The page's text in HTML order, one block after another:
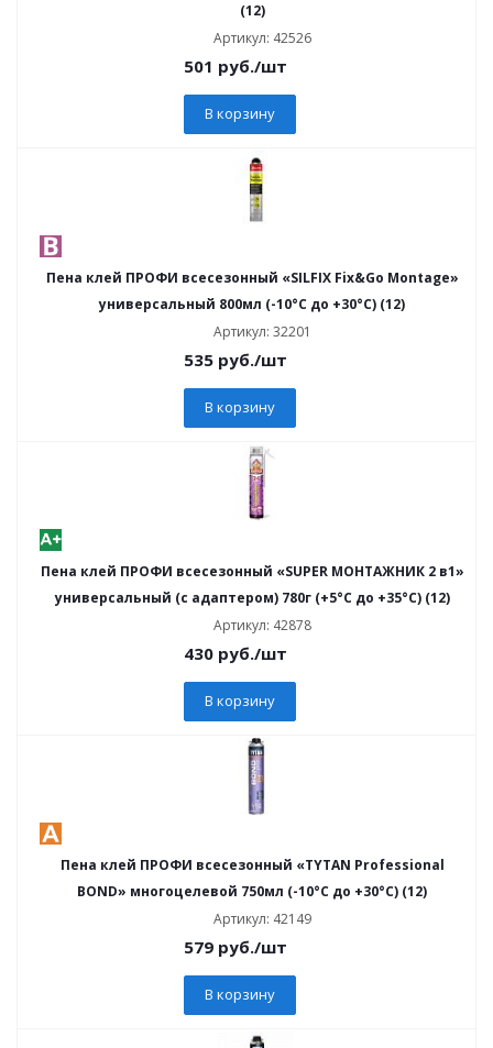
(12)
Артикул: 42526
501 руб./шт
В корзину
Пена клей ПРОФИ всесезонный «SILFIX Fix&Go Montage»
универсальный 800мл (-10°C до +30°C) (12)
Артикул: 32201
535 руб./шт
В корзину
Пена клей ПРОФИ всесезонный «SUPER МОНТАЖНИК 2 в1»
универсальный (с адаптером) 780г (+5°С до +35°С) (12)
Артикул: 42878
430 руб./шт
В корзину
Пена клей ПРОФИ всесезонный «TYTAN Professional
BOND» многоцелевой 750мл (-10°С до +30°С) (12)
Артикул: 42149
579 руб./шт
В корзину